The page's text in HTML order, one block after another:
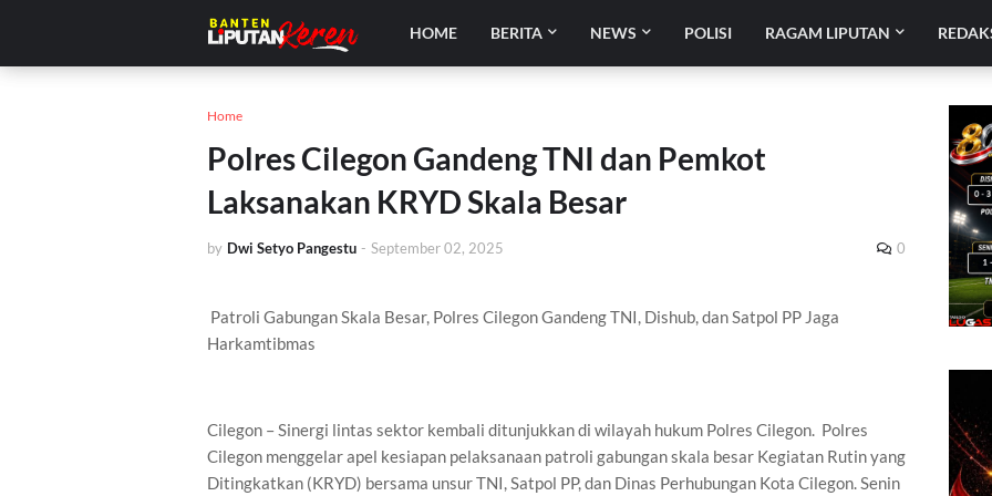
HOME BERITA NEWS POLISI RAGAM LIPUTAN
Home
Polres Cilegon Gandeng TNI dan Pemkot
Laksanakan KRYD Skala Besar
by Dwi Setyo Pangestu - September 02, 2025 0
Patroli Gabungan Skala Besar, Polres Cilegon Gandeng TNI, Dishub, dan Satpol PP Jaga
Harkamtibmas
Cilegon – Sinergi lintas sektor kembali ditunjukkan di wilayah hukum Polres Cilegon. Polres
Cilegon menggelar apel kesiapan pelaksanaan patroli gabungan skala besar Kegiatan Rutin yang
Ditingkatkan (KRYD) bersama unsur TNI, Satpol PP, dan Dinas Perhubungan Kota Cilegon. Senin